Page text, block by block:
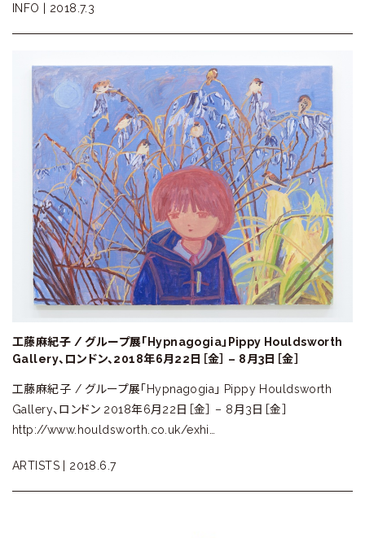
INFO | 2018.7.3
工藤麻紀子 / グループ展「Hypnagogia」Pippy Houldsworth
Gallery、ロンドン、2018年6月22日［金］ – 8月3日［金］
工藤麻紀子 / グループ展「Hypnagogia」 Pippy Houldsworth
Gallery、ロンドン 2018年6月22日［金］ – 8月3日［金］
http://www.houldsworth.co.uk/exhi…
ARTISTS | 2018.6.7